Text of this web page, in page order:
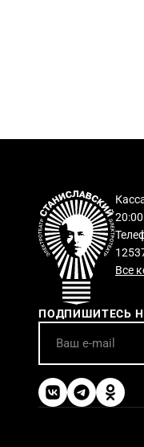
20:00
Все
ПОДПИШИТЕСЬ